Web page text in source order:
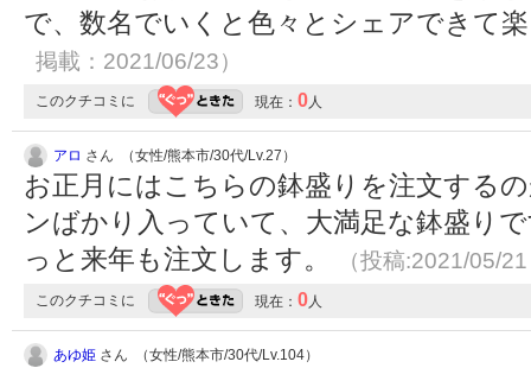
で、数名でいくと色々とシェアできて
掲載：2021/06/23）
このクチコミに 現在： 0人
アロ さん （女性/熊本市/30代/Lv.27）
お正月にはこちらの鉢盛りを注文する
ンばかり入っていて、大満足な鉢盛り
っと来年も注文します。
（投稿:2021/05/
このクチコミに 現在： 0人
あゆ姫 さん （女性/熊本市/30代/Lv.104）